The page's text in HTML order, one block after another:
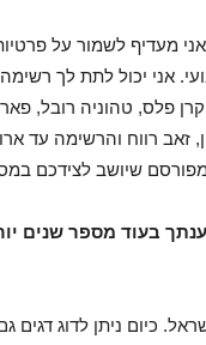
מעדיף לשמור על
אני יכול לתת לך
פלס, טהוניה רובל,
זאב רווח והרשימה
שיושב לצידכם
בעוד מספר שנים
כיום ניתן לדוג דגים